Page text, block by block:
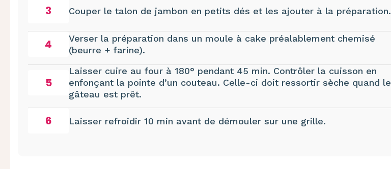
3 Couper le talon de jambon en petits dés et les ajouter à la préparation.
4
Verser la préparation dans un moule à cake préalablement chemisé
(beurre + farine).
5
Laisser cuire au four à 180° pendant 45 min. Contrôler la cuisson en
enfonçant la pointe d’un couteau. Celle-ci doit ressortir sèche quand le
gâteau est prêt.
6 Laisser refroidir 10 min avant de démouler sur une grille.